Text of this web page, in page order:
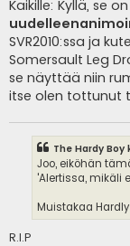
s
t
i
Kaikille: Kyllä, se
SVR2010:ssa ja
Somersault Leg
se näyttää niin
itse olen tottunut
The Hardy Boy
Joo, eiköhän
'Alertissa, mikäli
Muistakaa
R.I.P